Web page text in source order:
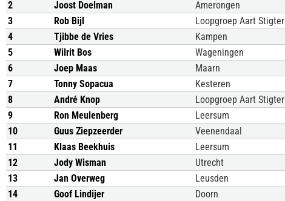
2
Joost Doelman Amerongen
3
Rob Bijl Loopgroep Aart Stigter
4
Tjibbe de Vries Kampen
5
Wilrit Bos Wageningen
6
Joep Maas Maarn
7
Tonny Sopacua Kesteren
8
André Knop Loopgroep Aart Stigter
9
Ron Meulenberg Leersum
10
Guus Ziepzeerder Veenendaal
11
Klaas Beekhuis Leersum
12
Jody Wisman Utrecht
13
Jan Overweg Leusden
14
Goof Lindijer Doorn